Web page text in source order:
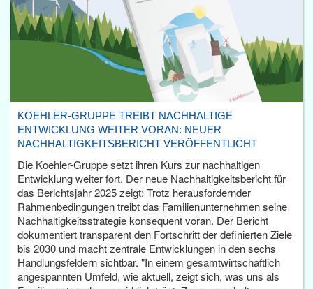
KOEHLER-GRUPPE TREIBT NACHHALTIGE
ENTWICKLUNG WEITER VORAN: NEUER
NACHHALTIGKEITSBERICHT VERÖFFENTLICHT
Die Koehler-Gruppe setzt ihren Kurs zur nachhaltigen
Entwicklung weiter fort. Der neue Nachhaltigkeitsbericht für
das Berichtsjahr 2025 zeigt: Trotz herausfordernder
Rahmenbedingungen treibt das Familienunternehmen seine
Nachhaltigkeitsstrategie konsequent voran. Der Bericht
dokumentiert transparent den Fortschritt der definierten Ziele
bis 2030 und macht zentrale Entwicklungen in den sechs
Handlungsfeldern sichtbar. "In einem gesamtwirtschaftlich
angespannten Umfeld, wie aktuell, zeigt sich, was uns als